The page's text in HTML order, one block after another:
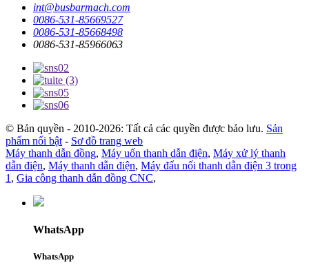
int@busbarmach.com
0086-531-85669527
0086-531-85668498
0086-531-85966063
© Bản quyền - 2010-2026: Tất cả các quyền được bảo lưu. Sản
phẩm nổi bật - Sơ đồ trang web
Máy thanh dẫn đồng, Máy uốn thanh dẫn điện, Máy xử lý thanh
dẫn điện, Máy thanh dẫn điện, Máy đấu nối thanh dẫn điện 3 trong
1 , Gia công thanh dẫn đồng CNC,
WhatsApp
WhatsApp